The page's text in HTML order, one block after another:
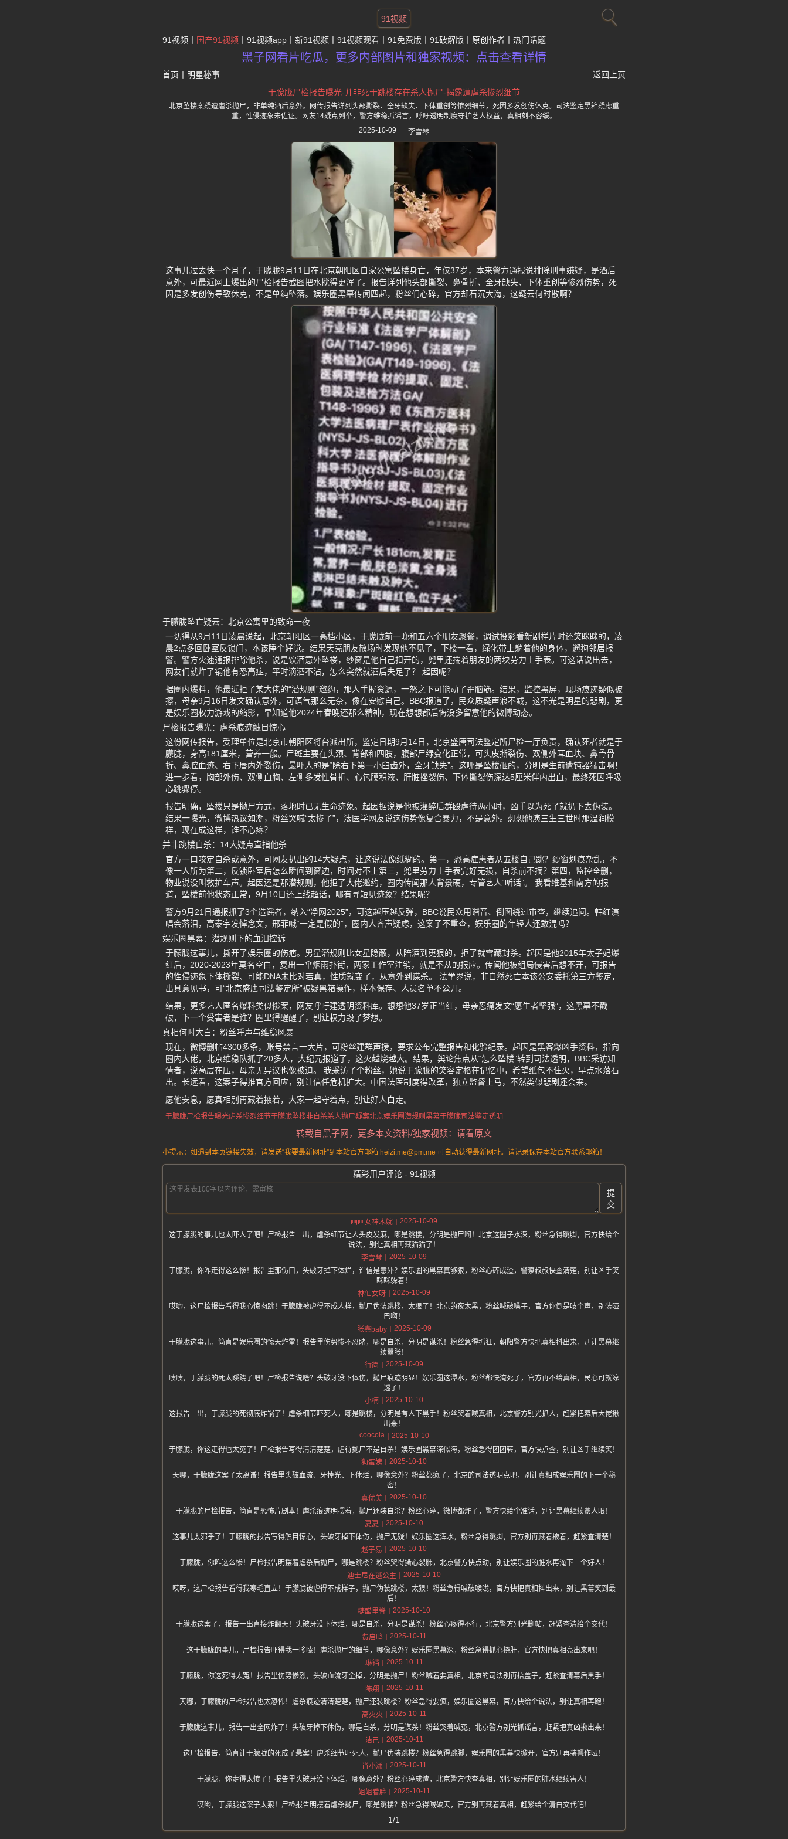
91视频
91视频 国产91视频 91视频app 新91视频 91视频观看 91免费版 91破解版 原创作者 热门话题
黑子网看片吃瓜，更多内部图片和独家视频：点击查看详情
首页 明星秘事
返回上页
于朦胧尸检报告曝光-并非死于跳楼存在杀人抛尸-揭露遭虐杀惨烈细节
北京坠楼案疑遭虐杀抛尸，非单纯酒后意外。网传报告详列头部撕裂、全牙缺失、下体重创等惨烈细节，死因多发创伤休克。司法鉴定黑箱疑虑重
重，性侵迹象未佐证。网友14疑点列举，警方维稳抓谣言，呼吁透明制度守护艺人权益，真相刻不容缓。
2025-10-09
李雪琴
这事儿过去快一个月了，于朦胧9月11日在北京朝阳区自家公寓坠楼身亡，年仅37岁，本来警方通报说排除刑事嫌疑，是酒后
意外，可最近网上爆出的尸检报告截图把水搅得更浑了。报告详列他头部撕裂、鼻骨折、全牙缺失、下体重创等惨烈伤势，死
因是多发创伤导致休克，不是单纯坠落。娱乐圈黑幕传闻四起，粉丝们心碎，官方却石沉大海，这疑云何时散啊？
于朦胧坠亡疑云：北京公寓里的致命一夜
一切得从9月11日凌晨说起，北京朝阳区一高档小区，于朦胧前一晚和五六个朋友聚餐，调试投影看新剧样片时还笑眯眯的，凌
晨2点多回卧室反锁门，本该睡个好觉。结果天亮朋友散场时发现他不见了，下楼一看，绿化带上躺着他的身体，遛狗邻居报
警。警方火速通报排除他杀，说是饮酒意外坠楼，纱窗是他自己扣开的，兜里还揣着朋友的两块劳力士手表。可这话说出去，
网友们就炸了锅他有恐高症，平时滴酒不沾，怎么突然就酒后失足了？ 起因呢？
据圈内爆料，他最近拒了某大佬的“潜规则”邀约，那人手握资源，一怒之下可能动了歪脑筋。结果，监控黑屏，现场痕迹疑似被
擦，母亲9月16日发文确认意外，可语气那么无奈，像在安慰自己。BBC报道了，民众质疑声浪不减，这不光是明星的悲剧，更
是娱乐圈权力游戏的缩影，早知道他2024年春晚还那么精神，现在想想都后悔没多留意他的微博动态。
尸检报告曝光：虐杀痕迹触目惊心
这份网传报告，受理单位是北京市朝阳区将台派出所，鉴定日期9月14日，北京盛唐司法鉴定所尸检一厅负责，确认死者就是于
朦胧，身高181厘米，营养一般。尸斑主要在头颈、背部和四肢，腹部尸绿变化正常，可头皮撕裂伤、双侧外耳血块、鼻骨骨
折、鼻腔血迹、右下唇内外裂伤，最吓人的是“除右下第一小臼齿外，全牙缺失”。这哪是坠楼砸的，分明是生前遭钝器猛击啊！
进一步看，胸部外伤、双侧血胸、左侧多发性骨折、心包膜积液、肝脏挫裂伤、下体撕裂伤深达5厘米伴内出血，最终死因呼吸
心跳骤停。
报告明确，坠楼只是抛尸方式，落地时已无生命迹象。起因据说是他被灌醉后群殴虐待两小时，凶手以为死了就扔下去伪装。
结果一曝光，微博热议如潮，粉丝哭喊“太惨了”，法医学网友说这伤势像复合暴力，不是意外。想想他演三生三世时那温润模
样，现在成这样，谁不心疼？
并非跳楼自杀：14大疑点直指他杀
官方一口咬定自杀或意外，可网友扒出的14大疑点，让这说法像纸糊的。第一，恐高症患者从五楼自己跳？纱窗划痕杂乱，不
像一人所为第二，反锁卧室后怎么瞬间到窗边，时间对不上第三，兜里劳力士手表完好无损，自杀前不摘？第四，监控全删，
物业说没叫救护车声。起因还是那潜规则，他拒了大佬邀约，圈内传闻那人背景硬，专管艺人“听话”。 我看维基和南方的报
道，坠楼前他状态正常，9月10日还上线超话，哪有寻短见迹象？结果呢？
警方9月21日通报抓了3个造谣者，纳入“净网2025”，可这越压越反弹，BBC说民众用谐音、倒图绕过审查，继续追问。韩红演
唱会落泪，高泰宇发悼念文，邢菲喊“一定是假的”，圈内人齐声疑虑，这案子不重查，娱乐圈的年轻人还敢混吗？
娱乐圈黑幕：潜规则下的血泪控诉
于朦胧这事儿，撕开了娱乐圈的伤疤。男星潜规则比女星隐蔽，从陪酒到更狠的，拒了就雪藏封杀。起因是他2015年太子妃爆
红后，2020-2023年莫名空白，复出一伞烟雨扑街，两家工作室注销，就是不从的报应。传闻他被组局侵害后想不开，可报告
的性侵迹象下体撕裂、可能DNA未比对若真，性质就变了，从意外到谋杀。 法学界说，非自然死亡本该公安委托第三方鉴定，
出具意见书，可“北京盛唐司法鉴定所”被疑黑箱操作，样本保存、人员名单不公开。
结果，更多艺人匿名爆料类似惨案，网友呼吁建透明资料库。想想他37岁正当红，母亲忍痛发文“愿生者坚强”，这黑幕不戳
破，下一个受害者是谁？圈里得醒醒了，别让权力毁了梦想。
真相何时大白：粉丝呼声与维稳风暴
现在，微博删帖4300多条，账号禁言一大片，可粉丝建群声援，要求公布完整报告和化验纪录。起因是黑客爆凶手资料，指向
圈内大佬，北京维稳队抓了20多人，大纪元报道了，这火越烧越大。结果，舆论焦点从“怎么坠楼”转到司法透明，BBC采访知
情者，说高层在压，母亲无异议也像被迫。 我采访了个粉丝，她说于朦胧的笑容定格在记忆中，希望纸包不住火，早点水落石
出。长远看，这案子得推官方回应，别让信任危机扩大。中国法医制度得改革，独立监督上马，不然类似悲剧还会来。
愿他安息，愿真相别再藏着掖着，大家一起守着点，别让好人白走。
于朦胧尸检报告曝光虐杀惨烈细节于朦胧坠楼非自杀杀人抛尸疑案北京娱乐圈潜规则黑幕于朦胧司法鉴定透明
转载自黑子网，更多本文资料/独家视频：请看原文
小提示：如遇到本页链接失效，请发送“我要最新网址”到本站官方邮箱 heizi.me@pm.me 可自动获得最新网址。请记录保存本站官方联系邮箱！
精彩用户评论 - 91视频
提
交
画画女神木婉
2025-10-09
这于朦胧的事儿也太吓人了吧！尸检报告一出，虐杀细节让人头皮发麻，哪是跳楼，分明是抛尸啊！北京这圈子水深，粉丝急得跳脚，官方快给个
说法，别让真相再藏猫猫了！
李雪琴
2025-10-09
于朦胧，你咋走得这么惨！报告里那伤口，头破牙掉下体烂，谁信是意外？娱乐圈的黑幕真够狠，粉丝心碎成渣，警察叔叔快查清楚，别让凶手笑
眯眯躲着！
林仙女呀
2025-10-09
哎哟，这尸检报告看得我心惊肉跳！于朦胧被虐得不成人样，抛尸伪装跳楼，太狠了！北京的夜太黑，粉丝喊破嗓子，官方你倒是吱个声，别装哑
巴啊！
张鑫baby
2025-10-09
于朦胧这事儿，简直是娱乐圈的惊天炸雷！报告里伤势惨不忍睹，哪是自杀，分明是谋杀！粉丝急得抓狂，朝阳警方快把真相抖出来，别让黑幕继
续嚣张！
行简
2025-10-09
啧啧，于朦胧的死太蹊跷了吧！尸检报告说啥？头破牙没下体伤，抛尸痕迹明显！娱乐圈这潭水，粉丝都快淹死了，官方再不给真相，民心可就凉
透了！
小楠
2025-10-10
这报告一出，于朦胧的死彻底炸锅了！虐杀细节吓死人，哪是跳楼，分明是有人下黑手！粉丝哭着喊真相，北京警方别光抓人，赶紧把幕后大佬揪
出来！
coocola
2025-10-10
于朦胧，你这走得也太冤了！尸检报告写得清清楚楚，虐待抛尸不是自杀！娱乐圈黑幕深似海，粉丝急得团团转，官方快点查，别让凶手继续笑！
狗蛋姨
2025-10-10
天哪，于朦胧这案子太离谱！报告里头破血流、牙掉光、下体烂，哪像意外？粉丝都疯了，北京的司法透明点吧，别让真相成娱乐圈的下一个秘
密！
真优美
2025-10-10
于朦胧的尸检报告，简直是恐怖片剧本！虐杀痕迹明摆着，抛尸还装自杀？粉丝心碎，微博都炸了，警方快给个准话，别让黑幕继续蒙人眼！
夏夏
2025-10-10
这事儿太邪乎了！于朦胧的报告写得触目惊心，头破牙掉下体伤，抛尸无疑！娱乐圈这浑水，粉丝急得跳脚，官方别再藏着掖着，赶紧查清楚！
赵子易
2025-10-10
于朦胧，你咋这么惨！尸检报告明摆着虐杀后抛尸，哪是跳楼？粉丝哭得撕心裂肺，北京警方快点动，别让娱乐圈的脏水再淹下一个好人！
迪士尼在逃公主
2025-10-10
哎呀，这尸检报告看得我寒毛直立！于朦胧被虐得不成样子，抛尸伪装跳楼，太狠！粉丝急得喊破喉咙，官方快把真相抖出来，别让黑幕笑到最
后！
糖醋里脊
2025-10-10
于朦胧这案子，报告一出直接炸翻天！头破牙没下体烂，哪是自杀，分明是谋杀！粉丝心疼得不行，北京警方别光删帖，赶紧查清给个交代！
费启鸣
2025-10-11
这于朦胧的事儿，尸检报告吓得我一哆嗦！虐杀抛尸的细节，哪像意外？娱乐圈黑幕深，粉丝急得抓心挠肝，官方快把真相亮出来吧！
琳铛
2025-10-11
于朦胧，你这死得太冤！报告里伤势惨烈，头破血流牙全掉，分明是抛尸！粉丝喊着要真相，北京的司法别再捂盖子，赶紧查清幕后黑手！
陈翔
2025-10-11
天哪，于朦胧的尸检报告也太恐怖！虐杀痕迹清清楚楚，抛尸还装跳楼？粉丝急得要疯，娱乐圈这黑幕，官方快给个说法，别让真相再跑！
高火火
2025-10-11
于朦胧这事儿，报告一出全网炸了！头破牙掉下体伤，哪是自杀，分明是谋杀！粉丝哭着喊冤，北京警方别光抓谣言，赶紧把真凶揪出来！
洁己
2025-10-11
这尸检报告，简直让于朦胧的死成了悬案！虐杀细节吓死人，抛尸伪装跳楼？粉丝急得跳脚，娱乐圈的黑幕快掀开，官方别再装聾作哑！
肖小潇
2025-10-11
于朦胧，你走得太惨了！报告里头破牙没下体烂，哪像意外？粉丝心碎成渣，北京警方快查真相，别让娱乐圈的脏水继续害人！
姐姐看脸
2025-10-11
哎哟，于朦胧这案子太狠！尸检报告明摆着虐杀抛尸，哪是跳楼？粉丝急得喊破天，官方别再藏着真相，赶紧给个清白交代吧！
1/1